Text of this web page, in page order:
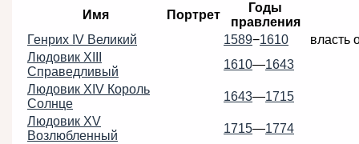
Имя Портрет
Годы
правления
Генрих IV Великий
1589−1610
власть
Людовик XIII
Справедливый
1610—1643
Людовик XIV Король
Солнце
1643—1715
Людовик XV
Возлюбленный
1715—1774